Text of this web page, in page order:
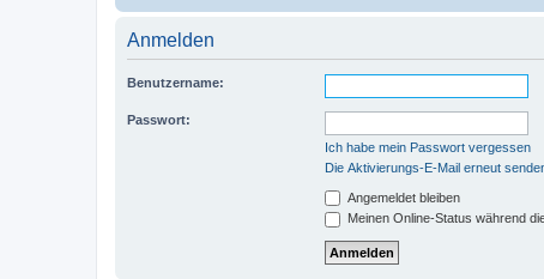
Anmelden
Benutzername:
Passwort:
Ich habe mein Passwort vergessen
Die Aktivierungs-E-Mail erneut
Angemeldet bleiben
Meinen Online-Status während